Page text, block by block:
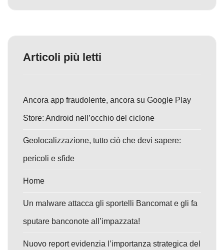
Articoli più letti
Ancora app fraudolente, ancora su Google Play
Store: Android nell’occhio del ciclone
Geolocalizzazione, tutto ciò che devi sapere:
pericoli e sfide
Home
Un malware attacca gli sportelli Bancomat e gli fa
sputare banconote all’impazzata!
Nuovo report evidenzia l’importanza strategica del